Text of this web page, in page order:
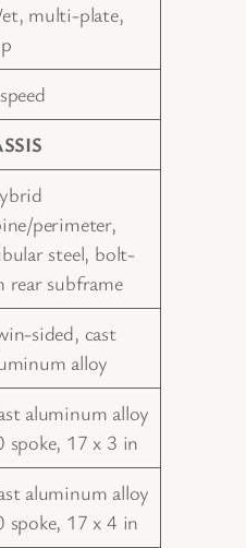
multi-plate,
perimeter,
steel, bolt-
rear subframe
sided, cast
alloy
aluminum alloy
spoke, 17 x 3 in
aluminum alloy
spoke, 17 x 4 in